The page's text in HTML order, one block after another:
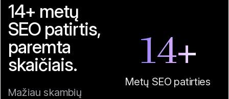
14+ metų
SEO patirtis,
paremta
skaičiais.
Mažiau skambių
14+
Metų SEO patirties